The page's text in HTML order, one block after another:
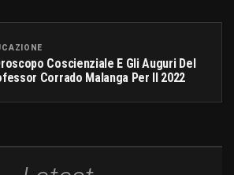
Coscienziale E Gli Auguri Del
Corrado Malanga Per Il 2022